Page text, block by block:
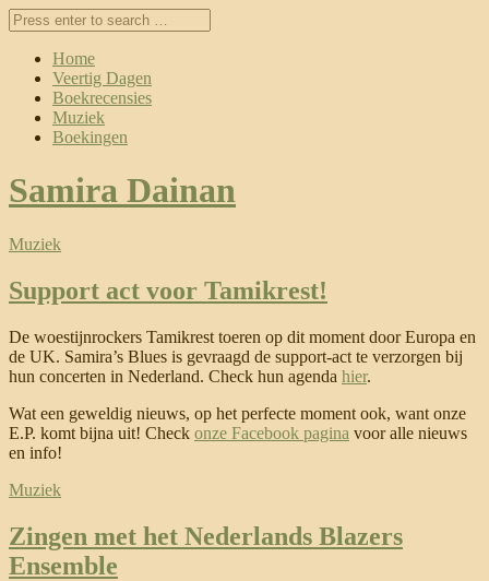
Home
Veertig Dagen
Boekrecensies
Muziek
Boekingen
Samira Dainan
Muziek
Support act voor Tamikrest!
De woestijnrockers Tamikrest toeren op dit moment door Europa en
de UK. Samira’s Blues is gevraagd de support-act te verzorgen bij
hun concerten in Nederland. Check hun agenda hier.
Wat een geweldig nieuws, op het perfecte moment ook, want onze
E.P. komt bijna uit! Check onze Facebook pagina voor alle nieuws
en info!
Muziek
Zingen met het Nederlands Blazers
Ensemble